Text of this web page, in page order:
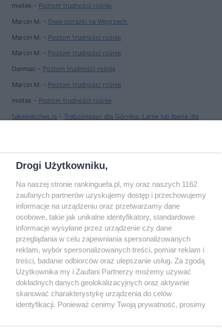
mietek - Poziom trudności rośnie
Marcin M. - Dwie porażki na Węgrzech
Marcin M. - Poziom trudności rośnie
Marcin M. - Poziom trudności rośnie
Danmac - Poziom trudności rośnie
Marcin M. - Poziom trudności rośnie
mietek - Poziom trudności rośnie
fakewatches.is - Trabzonspor dla Górnika, Larne lub Iberia dla
COPYRIGHT
© Jan Sikorski 2009-2026, Rankinguefa.pl.
Wszystkie prawa zastrzeżone.
Wykonanie: Strony Internetowe Warszawa
O WITRYNIE
Drogi Użytkowniku,
Na naszej stronie rankinguefa.pl, my oraz naszych 1162
zaufanych partnerów uzyskujemy dostęp i przechowujemy
informacje na urządzeniu oraz przetwarzamy dane
osobowe, takie jak unikalne identyfikatory, standardowe
informacje wysyłane przez urządzenie czy dane
przeglądania w celu zapewniania spersonalizowanych
reklam, wybór spersonalizowanych treści, pomiar reklam i
treści, badanie odbiorców oraz ulepszanie usług. Za zgodą
Użytkownika my i Zaufani Partnerzy możemy używać
dokładnych danych geolokalizacyjnych oraz aktywnie
skanować charakterystykę urządzenia do celów
identyfikacji. Ponieważ cenimy Twoją prywatność, prosimy